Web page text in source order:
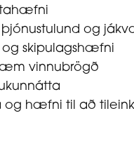
og
skipulagshæfni
vinnubrögð
og hæfni til að